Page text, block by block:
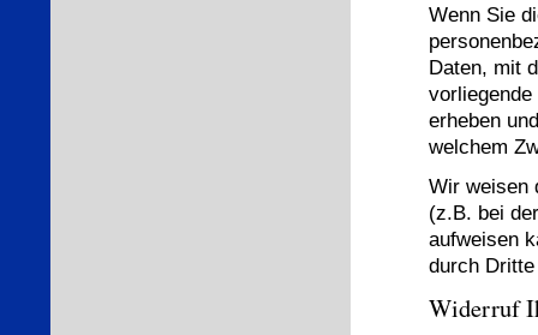
Wenn Sie
Daten, mit
erheben
welchem
Wir weisen
(z.B. bei
aufweisen
durch
Widerruf